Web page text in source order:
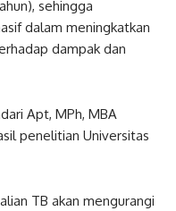
sehingga
dalam meningkatkan
dampak dan
Apt, MPh, MBA
penelitian Universitas
TB akan mengurangi